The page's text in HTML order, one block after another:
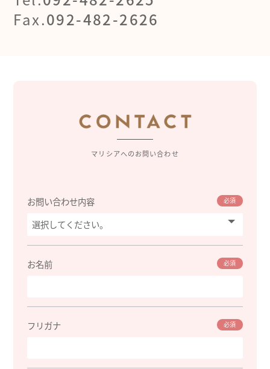
Fax.092-482-2626
マリシアへのお問い合わせ
お問い合わせ内容 必須
お名前 必須
フリガナ 必須